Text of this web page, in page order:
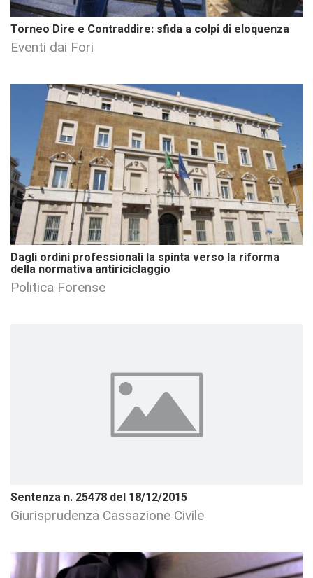
Torneo Dire e Contraddire: sfida a colpi di eloquenza
Eventi dai Fori
Dagli ordini professionali la spinta verso la riforma
della normativa antiriciclaggio
Politica Forense
Sentenza n. 25478 del 18/12/2015
Giurisprudenza Cassazione Civile